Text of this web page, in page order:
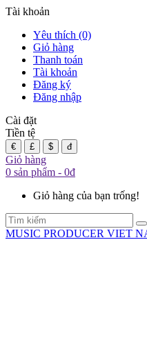
Tài khoản
Yêu thích (0)
Giỏ hàng
Thanh toán
Tài khoản
Đăng ký
Đăng nhập
Cài đặt
Tiền tệ
€ £ $ đ
Giỏ hàng
0 sản phẩm - 0đ
Giỏ hàng của bạn trống!
MUSIC PRODUCER VIET